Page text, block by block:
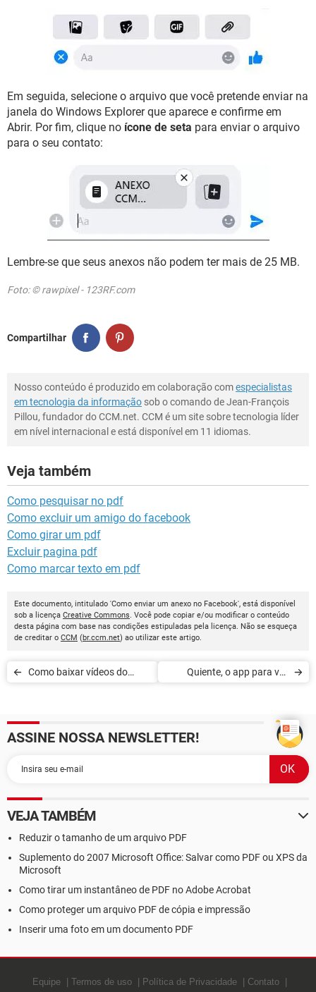
Em seguida, selecione o arquivo que você pretende enviar na
janela do Windows Explorer que aparece e confirme em
Abrir. Por fim, clique no ícone de seta para enviar o arquivo
para o seu contato:
Lembre-se que seus anexos não podem ter mais de 25 MB.
Foto: © rawpixel - 123RF.com
Compartilhar
Nosso conteúdo é produzido em colaboração comespecialistas
em tecnologia da informação sob o comando de Jean-François
Pillou, fundador do CCM.net. CCM é um site sobre tecnologia líder
em nível internacional e está disponível em 11 idiomas.
Veja também
Como pesquisar no pdf
Como excluir um amigo do facebook
Como girar um pdf
Excluir pagina pdf
Como marcar texto em pdf
Este documento, intitulado 'Como enviar um anexo no Facebook', está disponível
sob a licença Creative Commons. Você pode copiar e/ou modificar o conteúdo
desta página com base nas condições estipuladas pela licença. Não se esqueça
de creditar o CCM (br.ccm.net) ao utilizar este artigo.
Como baixar vídeos do
Quiente, o app para ver
ASSINE NOSSA NEWSLETTER!
VEJA TAMBÉM
Reduzir o tamanho de um arquivo PDF
Suplemento do 2007 Microsoft Office: Salvar como PDF ou XPS da
Microsoft
Como tirar um instantâneo de PDF no Adobe Acrobat
Como proteger um arquivo PDF de cópia e impressão
Inserir uma foto em um documento PDF
Equipe Termos de uso Política de Privacidade Contato